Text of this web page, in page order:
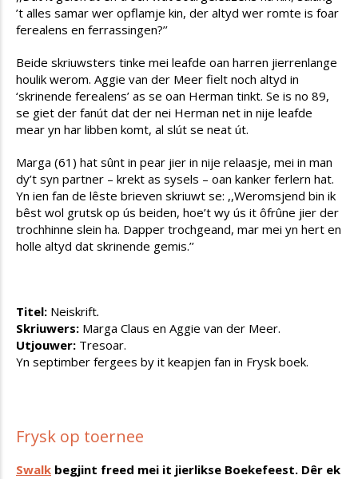
’t alles samar wer opflamje kin, der altyd wer romte is foar
ferealens en ferrassingen?’’
Beide skriuwsters tinke mei leafde oan harren jierrenlange
houlik werom. Aggie van der Meer fielt noch altyd in
‘skrinende ferealens’ as se oan Herman tinkt. Se is no 89,
se giet der fanút dat der nei Herman net in nije leafde
mear yn har libben komt, al slút se neat út.
Marga (61) hat sûnt in pear jier in nije relaasje, mei in man
dy’t syn partner – krekt as sysels – oan kanker ferlern hat.
Yn ien fan de lêste brieven skriuwt se: ,,Weromsjend bin ik
bêst wol grutsk op ús beiden, hoe’t wy ús it ôfrûne jier der
trochhinne slein ha. Dapper trochgeand, mar mei yn hert en
holle altyd dat skrinende gemis.’’
Titel: Neiskrift.
Skriuwers: Marga Claus en Aggie van der Meer.
Utjouwer: Tresoar.
Yn septimber fergees by it keapjen fan in Frysk boek.
Frysk op toernee
Swalk begjint freed mei it jierlikse Boekefeest. Dêr ek